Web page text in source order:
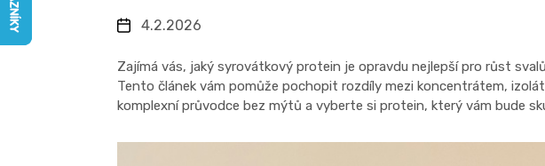
4.2.2026
Zajímá vás, jaký syrovátkový protein je opravdu nejlepší pro růst
Tento článek vám pomůže pochopit rozdíly mezi koncentrátem,
komplexní průvodce bez mýtů a vyberte si protein, který vám bude